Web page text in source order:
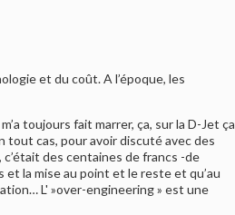
et du coût. A l’époque, les
toujours fait marrer, ça, sur la D-Jet ça
tout cas, pour avoir discuté avec des
des centaines de francs -de
et la mise au point et le reste et qu’au
L' »over-engineering » est une